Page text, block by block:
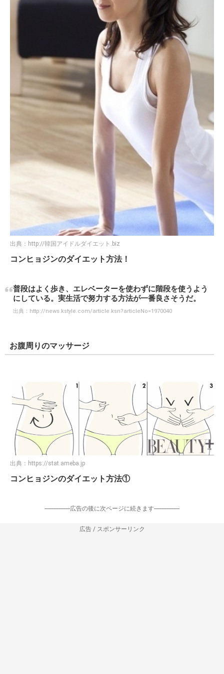
出典： http://韓国アイドルダイエット.biz
コンヒョジンのダイエット方法！
普段はよく歩き、エレベーターを使わずに階段を使うよう
にしている。実生活で努力する方法が一番良さそうだ。
出典： http://news.kstyle.com/article.ksn?articleNo=1970040
お腹周りのマッサージ
出典： https://stat.ameba.jp
コンヒョジンのダイエット方法①
-----------------広告の後に次ページに続きます-----------------
広告 / スポンサーリンク